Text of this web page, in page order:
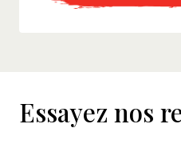
Essayez nos